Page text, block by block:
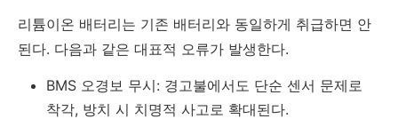
리튬이온 배터리는 기존 배터리와 동일하게 취급하면 안
된다. 다음과 같은 대표적 오류가 발생한다.
BMS 오경보 무시: 경고불에서도 단순 센서 문제로
착각, 방치 시 치명적 사고로 확대된다.